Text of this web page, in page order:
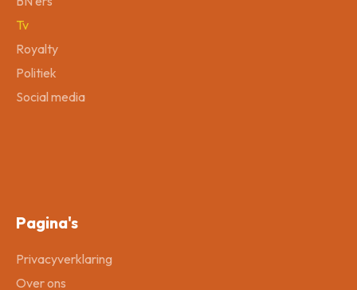
Tv
Royalty
Politiek
Social media
Pagina's
Privacyverklaring
Over ons